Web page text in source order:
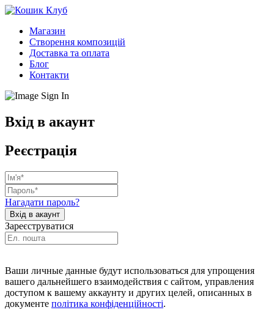
Магазин
Створення композицій
Доставка та оплата
Блог
Контакти
Вхід в акаунт
Реєстрація
Нагадати пароль?
Зареєструватися
Ваши личные данные будут использоваться для упрощения
вашего дальнейшего взаимодействия с сайтом, управления
доступом к вашему аккаунту и других целей, описанных в
документе політика конфіденційності.